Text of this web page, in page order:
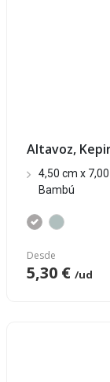
Altavoz,
4,50 cm x
Bambú
Desde
5,30 € /ud